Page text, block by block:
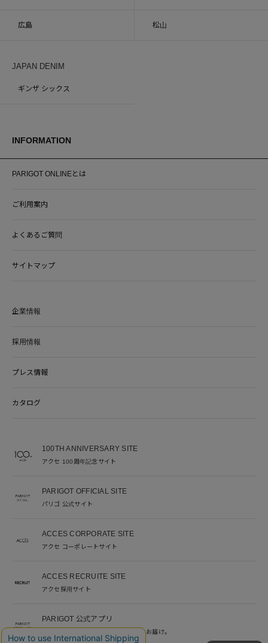
広島 松山
JAPAN DENIM
ギンザ シックス
INFORMATION
PARIGOT ONLINEとは
ご利用案内
よくあるご質問
サイトマップ
企業情報
採用情報
プレス情報
カタログ
100TH ANNIVERSARY SITE
アクセ 100周年記念サイト
PARIGOT OFFICIAL SITE
パリゴ 公式サイト
ACCES CORPORATE SITE
アクセ コーポレートサイト
ACCES RECRUITE SITE
アクセ採用サイト
PARIGOT 公式アプリ
新着情報を、プッシュ通知でいち早くお届け。